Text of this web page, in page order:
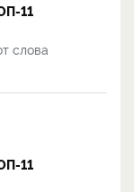
11
слова
11